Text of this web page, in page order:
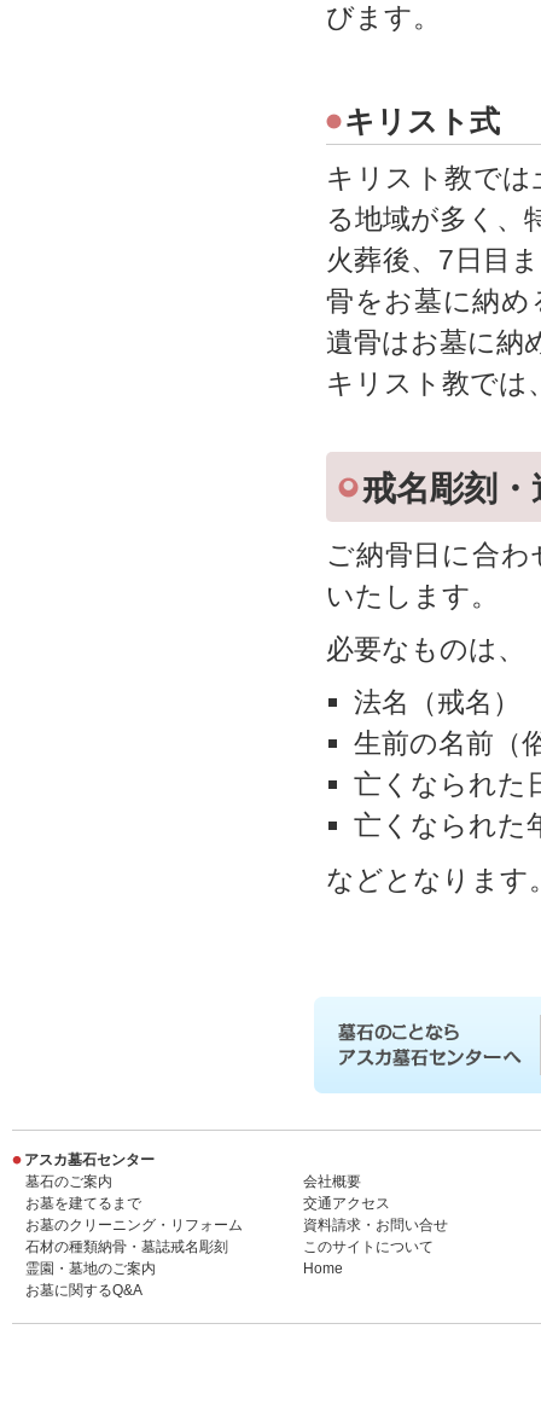
びます。
キリスト式
キリスト教で
る地域が多く、
火葬後、7日目
骨をお墓に納め
遺骨はお墓に納
キリスト教では
戒名彫刻
ご納骨日に合
いたします。
必要なものは、
法名（戒名）
生前の名前（
亡くなられた
亡くなられた
などとなります
電話：0475-22-4114 または、
墓地・霊園のご紹介や、墓石
アスカ墓石センター
墓石のご案内
お墓を建てるまで
お墓のクリーニング・リフォーム
石材の種類納骨・墓誌戒名彫刻
霊園・墓地のご案内
お墓に関するQ&A
会社概要
交通アクセス
資料請求・お問い合せ
このサイトについて
Home